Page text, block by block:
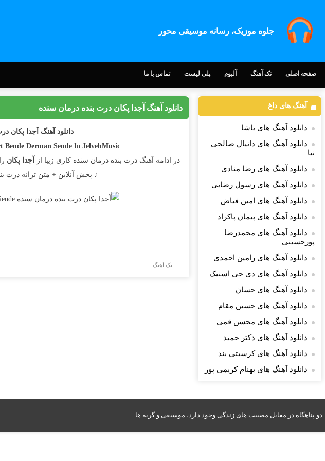
جلوه موزیک، رسانه موسیقی محور
صفحه اصلی تک آهنگ آلبوم پلی لیست تماس با ما
دانلود آهنگ آجدا پکان درت بنده درمان سنده
دانلود آهنگ آجدا پکان
Bende Derman Sende InJelvehMusic |
در ادامه آهنگ درت بنده درمان سنده کاری زیبا از
آجدا پکان
♪ پخش آنلاین + متن ترانه درت
تک آهنگ
آهنگ های داغ
دانلود آهنگ های یاشا
دانلود آهنگ های دانیال صالحی
نیا
دانلود آهنگ های رضا منادی
دانلود آهنگ های رسول رضایی
دانلود آهنگ های امین فیاض
دانلود آهنگ های پیمان پاکراد
دانلود آهنگ های محمدرضا
پورحسینی
دانلود آهنگ های رامین احمدی
دانلود آهنگ های دی جی اسنیک
دانلود آهنگ های حسان
دانلود آهنگ های حسین مقام
دانلود آهنگ های محسن قمی
دانلود آهنگ های دکتر حمید
دانلود آهنگ های کرسیتی بند
دانلود آهنگ های بهنام کریمی پور
دو پناهگاه در مقابل مصیبت های زندگی وجود دارد، موسیقی و گربه ها...